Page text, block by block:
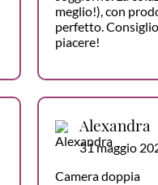
meglio!), con
perfetto.
piacere!
Alexandra
31 maggio
Camera doppia